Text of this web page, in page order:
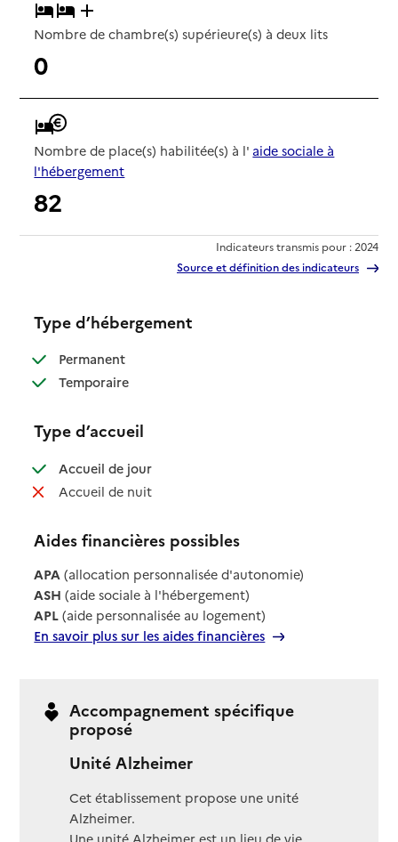
Nombre de chambre(s) supérieure(s) à deux lits
0
Nombre de place(s) habilitée(s) à l' aide sociale à
l'hébergement
82
Indicateurs transmis pour : 2024
Source et définition des indicateurs
Type d’hébergement
Permanent: disponible
Temporaire: disponible
Type d’accueil
Accueil de jour: disponible
Accueil de nuit: non disponible
Aides financières possibles
APA (allocation personnalisée d'autonomie)
ASH (aide sociale à l'hébergement)
APL (aide personnalisée au logement)
En savoir plus sur les aides financières
Accompagnement spécifique
proposé
Unité Alzheimer
Cet établissement propose une unité
Alzheimer.